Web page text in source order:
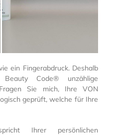
ein Fingerabdruck. Deshalb
Code® unzählige
Fragen Sie mich, Ihre VON
geprüft, welche für Ihre
Ihrer persönlichen